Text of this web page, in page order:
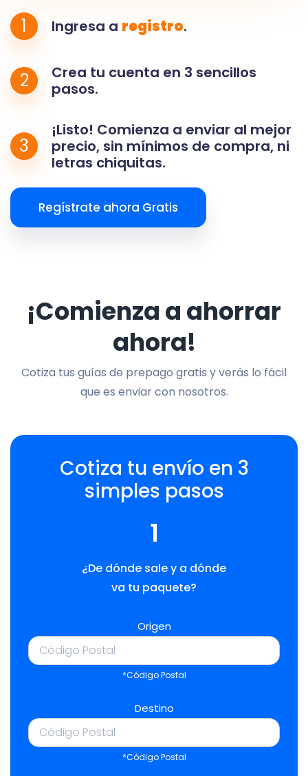
1 Ingresa a registro.
2
Crea tu cuenta en 3 sencillos
pasos.
3
¡Listo! Comienza a enviar al mejor
precio, sin mínimos de compra, ni
letras chiquitas.
Regístrate ahora Gratis
¡Comienza a ahorrar
ahora!
Cotiza tus guías de prepago gratis y verás lo fácil
que es enviar con nosotros.
Cotiza tu envío en 3
simples pasos
1
¿De dónde sale y a dónde
va tu paquete?
Origen
*Código Postal
Destino
*Código Postal